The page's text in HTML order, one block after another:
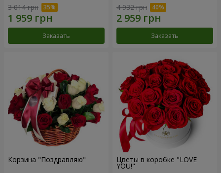
3 014 грн
Заказать
4 932 грн
Заказать
Корзина "Поздравляю" Цветы в коробке "LOVE
YOU!"